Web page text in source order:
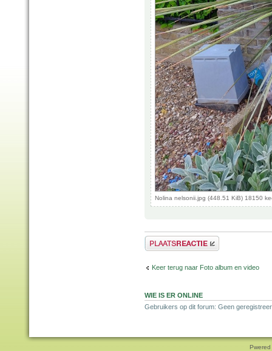
Nolina nelsonii.jpg (448.51 KiB) 18150
Plaats een reactie
Keer terug naar Foto album en video
WIE IS ER ONLINE
Gebruikers op dit forum: Geen